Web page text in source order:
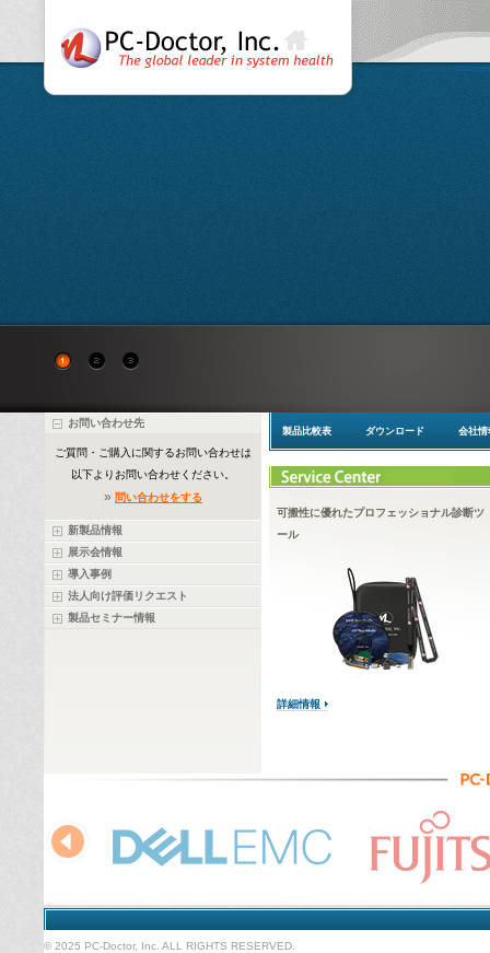
お問い合わせ先
ご質問・ご購入に関するお問い合わせは
以下よりお問い合わせください。
» 問い合わせをする
新製品情報
展示会情報
導入事例
法人向け評価リクエスト
製品セミナー情報
製品比較表 ダウンロード 会社情
可搬性に優れたプロフェッショナル診断ツ
ール
詳細情報
© 2025 PC-Doctor, Inc. ALL RIGHTS RESERVED.